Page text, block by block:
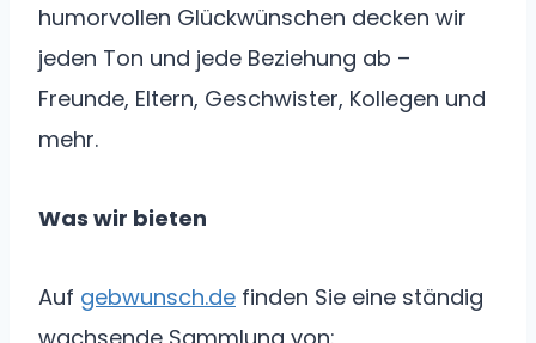
humorvollen Glückwünschen decken wir
jeden Ton und jede Beziehung ab –
Freunde, Eltern, Geschwister, Kollegen und
mehr.
Was wir bieten
Auf gebwunsch.de finden Sie eine ständig